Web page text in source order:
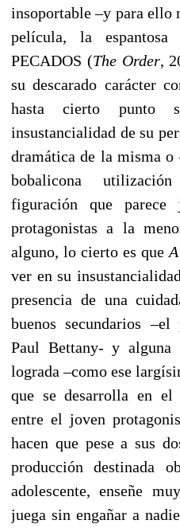
insoportable –y para ello
película, la
PECADOS (The Order,
su descarado carácter
hasta cierto punto
insustancialidad de su
dramática de la misma
bobalicona
figuración que parece
protagonistas a la
alguno, lo cierto es que
ver en su
presencia de una
buenos secundarios –el
Paul Bettany- y alguna
lograda –como ese
que se desarrolla en
entre el joven
hacen que pese a sus
producción destinada
adolescente, enseñe
juega sin engañar a